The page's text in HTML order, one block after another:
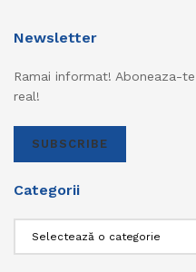
Newsletter
Ramai informat! Aboneaza-
real!
SUBSCRIBE
Categorii